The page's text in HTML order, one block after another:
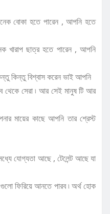
বোকা হতে পারেন , আপনি হতে
খারাপ ছাত্র হতে পারেন , আপনি
কিন্তু বিশ্বাস করেন ভাই আপনি
থেকে সেরা ৷ আর সেই মানুষ টি আর
মায়ের কাছে আপনি তার শ্রেস্ট
যোগ্যতা আছে , টেলেন্ট আছে যা
ফিরিয়ে আনতে পারব ৷ অর্থ হোক